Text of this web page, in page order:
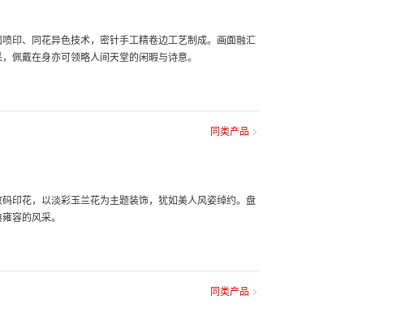
印、同花异色技术，密针手工精卷边工艺制成。画面融汇
佩戴在身亦可领略人间天堂的闲暇与诗意。
同类产品
印花，以淡彩玉兰花为主题装饰，犹如美人风姿绰约。盘
容的风采。
同类产品